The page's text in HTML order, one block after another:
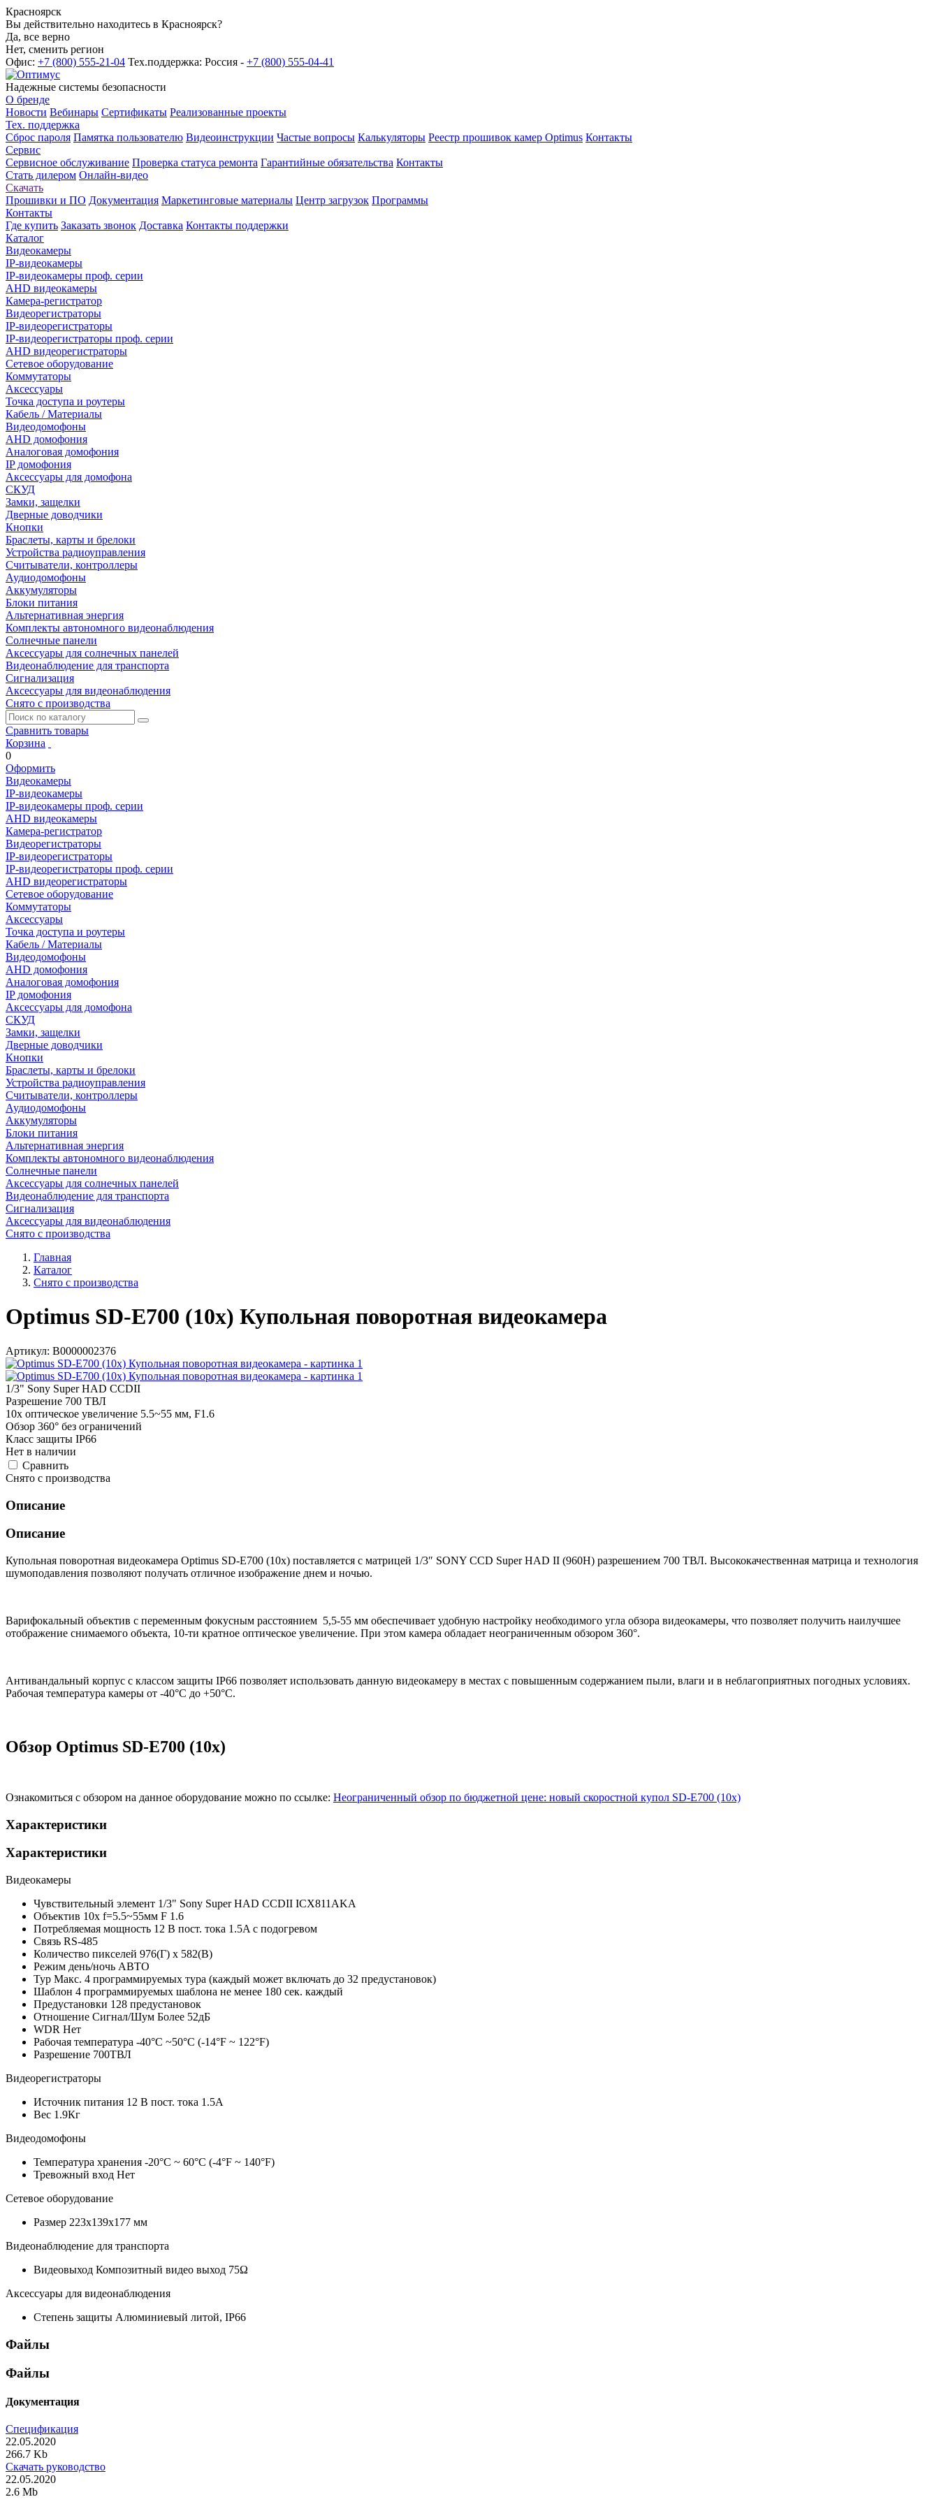
Красноярск
Вы действительно находитесь в Красноярск?
Да, все верно
Нет, сменить регион
Офис: +7 (800) 555-21-04 Тех.поддержка: Россия - +7 (800) 555-04-41
Надежные системы безопасности
О бренде
Новости Вебинары Сертификаты Реализованные проекты
Тех. поддержка
Сброс пароля Памятка пользователю Видеоинструкции Частые вопросы Калькуляторы Реестр прошивок камер Optimus Контакты
Сервис
Сервисное обслуживание Проверка статуса ремонта Гарантийные обязательства Контакты
Стать дилером Онлайн-видео
Скачать
Прошивки и ПО Документация Маркетинговые материалы Центр загрузок Программы
Контакты
Где купить Заказать звонок Доставка Контакты поддержки
Каталог
Видеокамеры
IP-видеокамеры
IP-видеокамеры проф. серии
AHD видеокамеры
Камера-регистратор
Видеорегистраторы
IP-видеорегистраторы
IP-видеорегистраторы проф. серии
AHD видеорегистраторы
Сетевое оборудование
Коммутаторы
Аксессуары
Точка доступа и роутеры
Кабель / Материалы
Видеодомофоны
AHD домофония
Аналоговая домофония
IP домофония
Аксессуары для домофона
СКУД
Замки, защелки
Дверные доводчики
Кнопки
Браслеты, карты и брелоки
Устройства радиоуправления
Считыватели, контроллеры
Аудиодомофоны
Аккумуляторы
Блоки питания
Альтернативная энергия
Комплекты автономного видеонаблюдения
Солнечные панели
Аксессуары для солнечных панелей
Видеонаблюдение для транспорта
Сигнализация
Аксессуары для видеонаблюдения
Снято с производства
Сравнить товары
Корзина
0
Оформить
Видеокамеры
IP-видеокамеры
IP-видеокамеры проф. серии
AHD видеокамеры
Камера-регистратор
Видеорегистраторы
IP-видеорегистраторы
IP-видеорегистраторы проф. серии
AHD видеорегистраторы
Сетевое оборудование
Коммутаторы
Аксессуары
Точка доступа и роутеры
Кабель / Материалы
Видеодомофоны
AHD домофония
Аналоговая домофония
IP домофония
Аксессуары для домофона
СКУД
Замки, защелки
Дверные доводчики
Кнопки
Браслеты, карты и брелоки
Устройства радиоуправления
Считыватели, контроллеры
Аудиодомофоны
Аккумуляторы
Блоки питания
Альтернативная энергия
Комплекты автономного видеонаблюдения
Солнечные панели
Аксессуары для солнечных панелей
Видеонаблюдение для транспорта
Сигнализация
Аксессуары для видеонаблюдения
Снято с производства
Главная
Каталог
Снято с производства
Optimus SD-E700 (10x) Купольная поворотная видеокамера
Артикул: В0000002376
1/3" Sony Super HAD CCDII
Разрешение 700 ТВЛ
10x оптическое увеличение 5.5~55 мм, F1.6
Обзор 360° без ограничений
Класс защиты IP66
Нет в наличии
Cравнить
Снято с производства
Описание
Описание
Купольная поворотная видеокамера Optimus SD-E700 (10x) поставляется с матрицей 1/3″ SONY CCD Super HAD II (960H) разрешением 700 ТВЛ. Высококачественная матрица и технология
шумоподавления позволяют получать отличное изображение днем и ночью.
Варифокальный объектив с переменным фокусным расстоянием 5,5-55 мм обеспечивает удобную настройку необходимого угла обзора видеокамеры, что позволяет получить наилучшее
отображение снимаемого объекта, 10-ти кратное оптическое увеличение. При этом камера обладает неограниченным обзором 360°.
Антивандальный корпус с классом защиты IP66 позволяет использовать данную видеокамеру в местах с повышенным содержанием пыли, влаги и в неблагоприятных погодных условиях.
Рабочая температура камеры от -40°С до +50°С.
Обзор Optimus SD-E700 (10x)
Ознакомиться с обзором на данное оборудование можно по ссылке: Неограниченный обзор по бюджетной цене: новый скоростной купол SD-E700 (10x)
Характеристики
Характеристики
Видеокамеры
Чувствительный элемент 1/3" Sony Super HAD CCDII ICX811AKA
Объектив 10x f=5.5~55мм F 1.6
Потребляемая мощность 12 В пост. тока 1.5A с подогревом
Связь RS-485
Количество пикселей 976(Г) x 582(В)
Режим день/ночь АВТО
Тур Макс. 4 программируемых тура (каждый может включать до 32 предустановок)
Шаблон 4 программируемых шаблона не менее 180 сек. каждый
Предустановки 128 предустановок
Отношение Сигнал/Шум Более 52дБ
WDR Нет
Рабочая температура -40°C ~50°C (-14°F ~ 122°F)
Разрешение 700ТВЛ
Видеорегистраторы
Источник питания 12 В пост. тока 1.5A
Вес 1.9Кг
Видеодомофоны
Температура хранения -20°C ~ 60°C (-4°F ~ 140°F)
Тревожный вход Нет
Сетевое оборудование
Размер 223х139х177 мм
Видеонаблюдение для транспорта
Видеовыход Композитный видео выход 75Ω
Аксессуары для видеонаблюдения
Степень защиты Алюминиевый литой, IP66
Файлы
Файлы
Документация
Спецификация
22.05.2020
266.7 Kb
Скачать руководство
22.05.2020
2.6 Mb